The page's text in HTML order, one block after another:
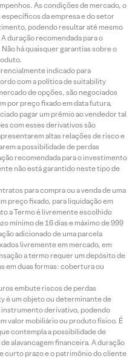
As condições de mercado, o
da empresa e do setor
podendo resultar até mesmo
duração recomendada para o
há quaisquer garantias sobre o
indicado para
com a política de suitability
de opções, são negociados
por preço fixado em data futura,
pagar um prêmio ao vendedor tal
com esses derivativos são
altas relações de risco e
a possibilidade de perdas
recomendada para o investimento
não está garantido neste tipo de
para compra ou a venda de uma
preço fixado, para liquidação em
a Termo é livremente escolhido
mínimo de 16 dias e máximo de 999
adicionado de uma parcela
livremente em mercado, em
a termo requer um depósito de
em duas formas: cobertura ou
embute riscos de perdas
é um objeto ou determinante de
derivativo, podendo
valor mobiliário ou produto físico. É
contempla a possibilidade de
alavancagem financeira. A duração
curto prazo e o patrimônio do cliente